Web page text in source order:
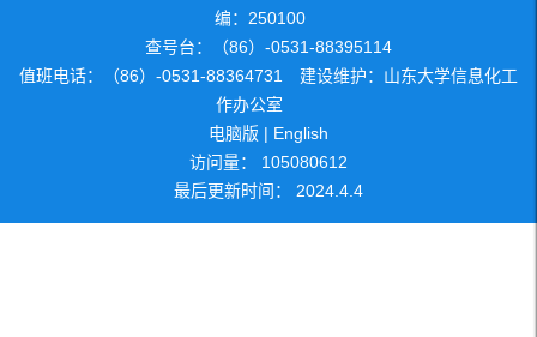
编：250100
查号台：（86）-0531-88395114
值班电话：（86）-0531-88364731 建设维护：山东大学信息化工
作办公室
电脑版 | English
访问量： 105080612
最后更新时间： 2024 4 4